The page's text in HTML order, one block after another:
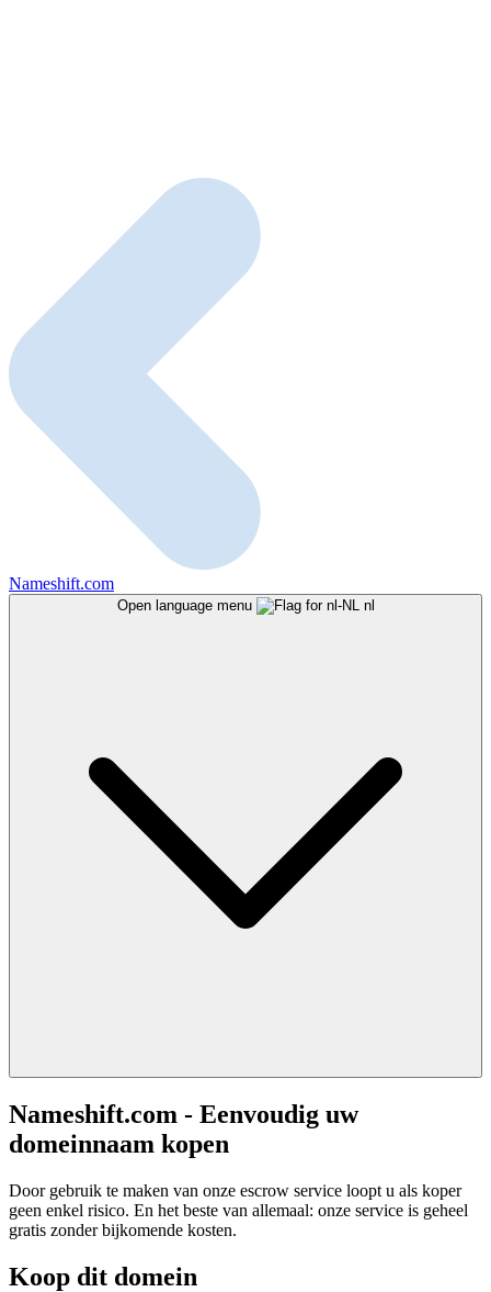
Nameshift.com
Open language menu nl
Nameshift.com - Eenvoudig uw
domeinnaam kopen
Door gebruik te maken van onze escrow service loopt u als koper
geen enkel risico. En het beste van allemaal: onze service is geheel
gratis zonder bijkomende kosten.
Koop dit domein